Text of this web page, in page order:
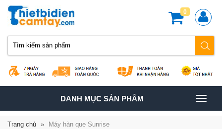
0
TOGGLE
NAVIGATION
DANH MỤC SẢN PHÂM
Trang chủ » Máy hàn que Sunrise